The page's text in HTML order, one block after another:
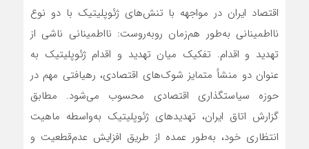
اقتصاد ایران در مواجهه با تنش‌های ژئوپلیتیک با دو نوع
نااطمینانی به‌طور هم‌زمان روبه‌روست: نااطمینانی ناشی از
تهدید و اقدام. تفکیک میان تهدید و اقدام ژئوپلیتیک به
عنوان دو منشأ متمایز شوک‌های اقتصادی، رهیافتی مهم در
حوزه سیاستگذاری اقتصادی محسوب می‌شود. مطابق
گزارش اتاق ایران، تهدیدهای ژئوپلیتیک به‌واسطه ماهیت
انتظاری خود، به‌طور عمده از طریق افزایش عدم‌قطعیت و